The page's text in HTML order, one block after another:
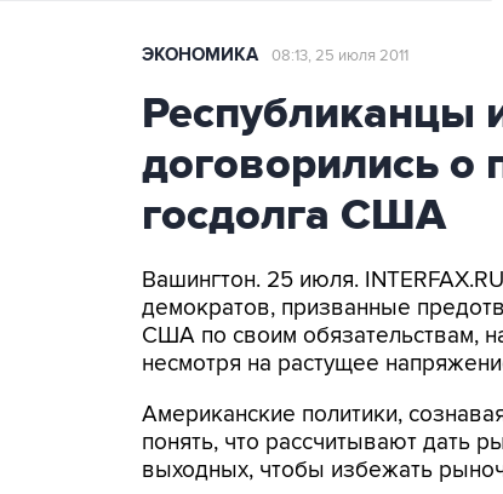
ЭКОНОМИКА 08:13, 25 июля 2011
Республиканцы
договорились
госдолга США
Вашингтон. 25 июля.
демократов, призванные
США по своим обязательствам,
несмотря на растущее
Американские политики,
понять, что рассчитывают дать
выходных, чтобы избежать